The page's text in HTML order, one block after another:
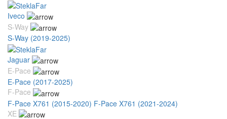
Iveco
S-Way
S-Way (2019-2025)
Jaguar
E-Pace
E-Pace (2017-2025)
F-Pace
F-Pace X761 (2015-2020) F-Pace X761 (2021-2024)
XE